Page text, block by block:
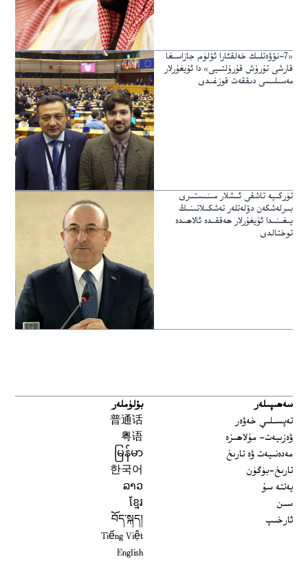
«7-نۆۋەتلىك خەلقئارا ئۆلۈم جازاسىغا
قارشى تۇرۇش قۇرۇلتىيى» دا ئۇيغۇرلار
مەسىلىسى دىققەت قوزغىدى
تۈركىيە تاشقى ئىشلار مىنىستىرى
بىرلەشكەن دۆلەتلەر تەشكىلاتىنىڭ
يىغىنىدا ئۇيغۇرلار ھەققىدە ئالاھىدە
توختالدى
سەھىپىلەر
تەپسىلىي خەۋەر
ۋەزىيەت- مۇلاھىزە
مەدەنىيەت ۋە تارىخ
تارىخ-بۈگۈن
يەتتە سۇ
سىن
ئارخىپ
بۆلۈملەر
普通话
粤语
မြန်မာ
한국어
ລາວ
ខ្មែរ
བོད་སྐད།
Tiếng Việt
English